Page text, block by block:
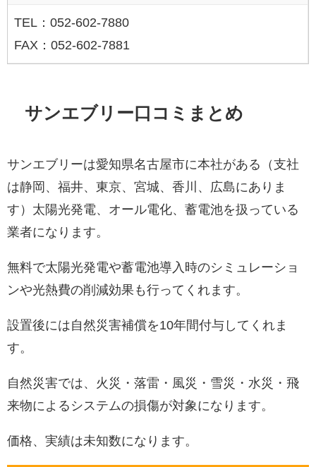
TEL：052-602-7880
FAX：052-602-7881
サンエブリー口コミまとめ
サンエブリーは愛知県名古屋市に本社がある（支社
は静岡、福井、東京、宮城、香川、広島にありま
す）太陽光発電、オール電化、蓄電池を扱っている
業者になります。
無料で太陽光発電や蓄電池導入時のシミュレーショ
ンや光熱費の削減効果も行ってくれます。
設置後には自然災害補償を10年間付与してくれま
す。
自然災害では、火災・落雷・風災・雪災・水災・飛
来物によるシステムの損傷が対象になります。
価格、実績は未知数になります。